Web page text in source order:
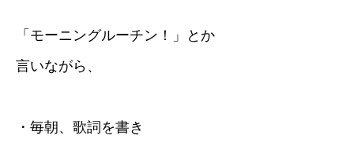
「モーニングルーチン！」とか
言いながら、
・毎朝、歌詞を書き